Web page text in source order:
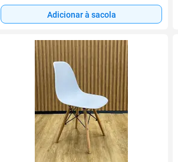
Adicionar à sacola